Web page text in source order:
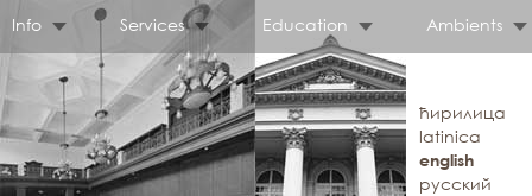
Info Services Education Ambients
ћирилица
latinica
english
русский